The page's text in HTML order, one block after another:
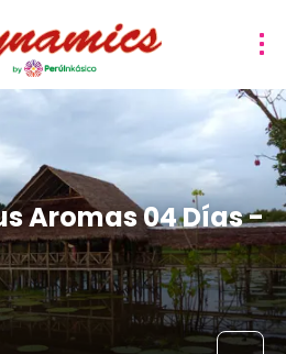
Aromas 04 Días -